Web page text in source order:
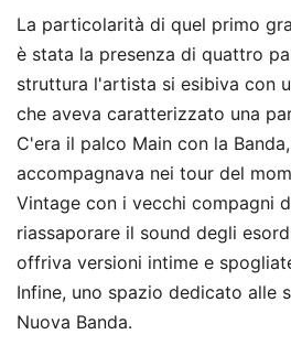
La particolarità di quel primo
è stata la presenza di quattro
struttura l'artista si esibiva con
che aveva caratterizzato una
C'era il palco Main con la
accompagnava nei tour del
Vintage con i vecchi compagni
riassaporare il sound degli
offriva versioni intime e
Infine, uno spazio dedicato alle
Nuova Banda.